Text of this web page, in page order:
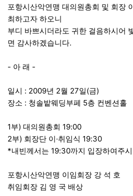
포항시산악연맹 대의원총회 및 회장
최하고자 하오니
부디 바쁘시더라도 귀한 걸음하시어
면 감사하겠습니다.
- 아 래 -
일시 : 2009년 2월 27일(금)
장소 : 청솔밭웨딩부페 5층 컨벤션홀
1부) 대의원총회 19:00
2부) 회장단 이·취임식 19:30
*내빈께서는 19:30까지 입장하여주
포항시산악연맹 이임회장 강 석 호
취임회장 김 영 국 배상